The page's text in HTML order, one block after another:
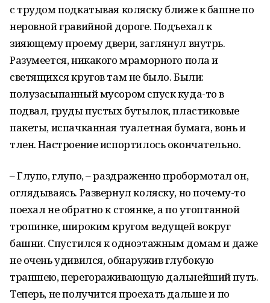
с трудом подкатывая коляску ближе к башне по
неровной гравийной дороге. Подъехал к
зияющему проему двери, заглянул внутрь.
Разумеется, никакого мраморного пола и
светящихся кругов там не было. Были:
полузасыпанный мусором спуск куда-то в
подвал, груды пустых бутылок, пластиковые
пакеты, испачканная туалетная бумага, вонь и
тлен. Настроение испортилось окончательно.
– Глупо, глупо, – раздраженно пробормотал он,
оглядываясь. Развернул коляску, но почему-то
поехал не обратно к стоянке, а по утоптанной
тропинке, широким кругом ведущей вокруг
башни. Спустился к одноэтажным домам и даже
не очень удивился, обнаружив глубокую
траншею, перегораживающую дальнейший путь.
Теперь, не получится проехать дальше и по